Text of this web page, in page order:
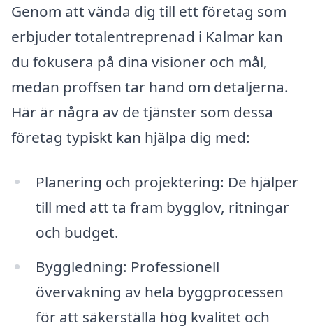
Genom att vända dig till ett företag som
erbjuder totalentreprenad i Kalmar kan
du fokusera på dina visioner och mål,
medan proffsen tar hand om detaljerna.
Här är några av de tjänster som dessa
företag typiskt kan hjälpa dig med:
Planering och projektering: De hjälper
till med att ta fram bygglov, ritningar
och budget.
Byggledning: Professionell
övervakning av hela byggprocessen
för att säkerställa hög kvalitet och